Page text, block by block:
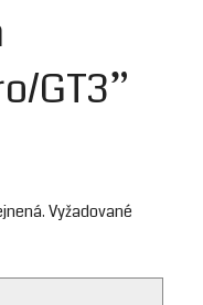
GT3”
Vyžadované